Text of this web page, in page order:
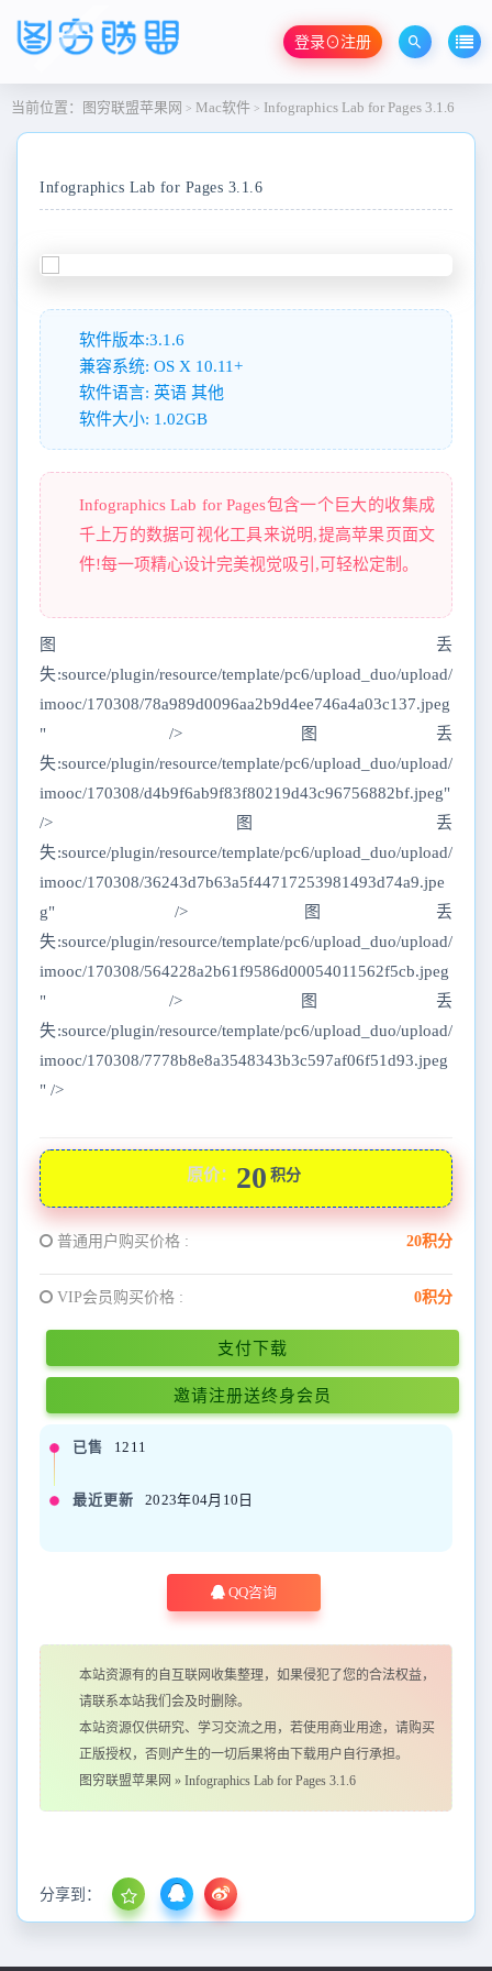
登录⊙注册
当前位置： 图穷联盟苹果网 > Mac软件 > Infographics Lab for Pages 3.1.6
Infographics Lab for Pages 3.1.6
软件版本:3.1.6
兼容系统: OS X 10.11+
软件语言: 英语 其他
软件大小: 1.02GB
Infographics Lab for Pages包含一个巨大的收集成
千上万的数据可视化工具来说明,提高苹果页面文
件!每一项精心设计完美视觉吸引,可轻松定制。
图丢
失:source/plugin/resource/template/pc6/upload_duo/upload/
imooc/170308/78a989d0096aa2b9d4ee746a4a03c137.jpeg
" />图丢
失:source/plugin/resource/template/pc6/upload_duo/upload/
imooc/170308/d4b9f6ab9f83f80219d43c96756882bf.jpeg"
/>图丢
失:source/plugin/resource/template/pc6/upload_duo/upload/
imooc/170308/36243d7b63a5f44717253981493d74a9.jpe
g" />图丢
失:source/plugin/resource/template/pc6/upload_duo/upload/
imooc/170308/564228a2b61f9586d00054011562f5cb.jpeg
" />图丢
失:source/plugin/resource/template/pc6/upload_duo/upload/
imooc/170308/7778b8e8a3548343b3c597af06f51d93.jpeg
" />
原价： 20 积分
普通用户购买价格 : 20积分
VIP会员购买价格 : 0积分
支付下载
邀请注册送终身会员
已售 1211
最近更新 2023年04月10日
QQ咨询
本站资源有的自互联网收集整理，如果侵犯了您的合法权益，
请联系本站我们会及时删除。
本站资源仅供研究、学习交流之用，若使用商业用途，请购买
正版授权，否则产生的一切后果将由下载用户自行承担。
图穷联盟苹果网 » Infographics Lab for Pages 3.1.6
分享到：